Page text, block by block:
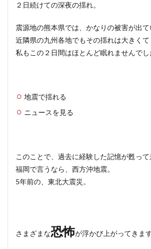
２日続けての深夜の揺れ。
震源地の熊本県では、かなりの被害が出
近隣県の九州各地でもその揺れは大きくて
私もこの２日間はほとんど眠れませんでし
地震で揺れる
ニュースを見る
このことで、過去に経験した記憶が甦って
福岡で言うなら、西方沖地震。
5年前の、東北大震災。
さまざまな恐怖が浮かび上がってきます